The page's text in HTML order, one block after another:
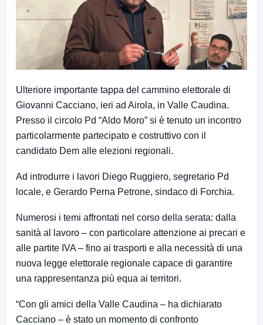
Ulteriore importante tappa del cammino elettorale di
Giovanni Cacciano, ieri ad Airola, in Valle Caudina.
Presso il circolo Pd “Aldo Moro” si è tenuto un incontro
particolarmente partecipato e costruttivo con il
candidato Dem alle elezioni regionali.
Ad introdurre i lavori Diego Ruggiero, segretario Pd
locale, e Gerardo Perna Petrone, sindaco di Forchia.
Numerosi i temi affrontati nel corso della serata: dalla
sanità al lavoro – con particolare attenzione ai precari e
alle partite IVA – fino ai trasporti e alla necessità di una
nuova legge elettorale regionale capace di garantire
una rappresentanza più equa ai territori.
“Con gli amici della Valle Caudina – ha dichiarato
Cacciano – è stato un momento di confronto